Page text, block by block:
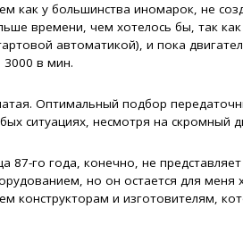
как у большинства иномарок, не
времени, чем хотелось бы, так
автоматикой), и пока
3000 в мин.
Оптимальный подбор
ситуациях, несмотря на скромный
87-го года, конечно, не
но он остается для
конструкторам и изготовителям,